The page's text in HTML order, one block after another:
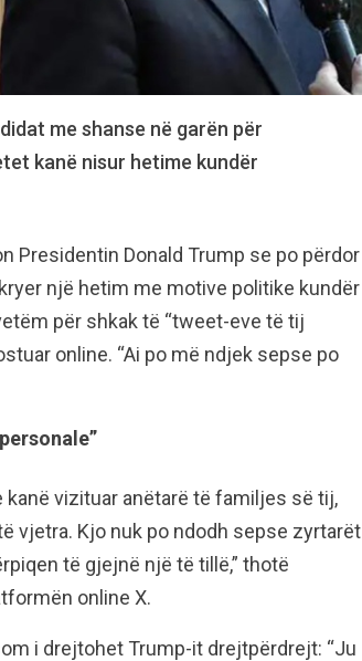
me shanse në garën për
kanë nisur hetime kundër
Presidentin Donald Trump se po përdor
një hetim me motive politike kundër
për shkak të “tweet-eve të tij
online. “Ai po më ndjek sepse po
vizituar anëtarë të familjes së tij,
vjetra. Kjo nuk po ndodh sepse zyrtarët
të gjejnë një të tillë,” thotë
online X.
i drejtohet Trump-it drejtpërdrejt: “Ju